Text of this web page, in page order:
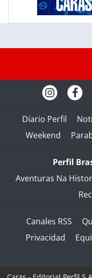
Diario Perfil
Weekend
Perfil
Aventuras Na
Canales RSS
Privacidad